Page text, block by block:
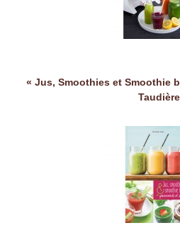
« Jus, Smoothies et Smoothie
Taudière